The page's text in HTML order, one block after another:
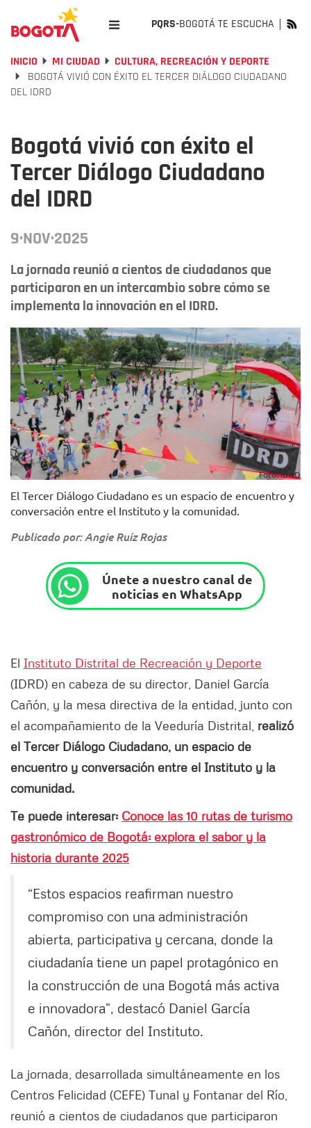
PQRS-BOGOTÁ TE ESCUCHA
INICIO MI CIUDAD
CULTURA, RECREACIÓN Y DEPORTE
BOGOTÁ VIVIÓ CON ÉXITO EL TERCER DIÁLOGO CIUDADANO
DEL IDRD
Bogotá vivió con éxito el
Tercer Diálogo Ciudadano
del IDRD
9·NOV·2025
La jornada reunió a cientos de ciudadanos que
participaron en un intercambio sobre cómo se
implementa la innovación en el IDRD.
Foto: IDRD
El Tercer Diálogo Ciudadano es un espacio de encuentro y
conversación entre el Instituto y la comunidad.
Publicado por: Angie Ruíz Rojas
Únete a nuestro canal de
noticias en WhatsApp
El Instituto Distrital de Recreación y Deporte
(IDRD) en cabeza de su director, Daniel García
Cañón, y la mesa directiva de la entidad, junto con
el acompañamiento de la Veeduría Distrital, realizó
el Tercer Diálogo Ciudadano, un espacio de
encuentro y conversación entre el Instituto y la
comunidad.
Te puede interesar: Conoce las 10 rutas de turismo
gastronómico de Bogotá: explora el sabor y la
historia durante 2025
“Estos espacios reafirman nuestro
compromiso con una administración
abierta, participativa y cercana, donde la
ciudadanía tiene un papel protagónico en
la construcción de una Bogotá más activa
e innovadora”, destacó Daniel García
Cañón, director del Instituto.
La jornada, desarrollada simultáneamente en los
Centros Felicidad (CEFE) Tunal y Fontanar del Río,
reunió a cientos de ciudadanos que participaron